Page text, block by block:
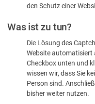
sind
den Schutz einer
Was ist zu tun?
Die Lösung des
Website automatisiert
Checkbox unten und
wissen wir, dass Sie
Person sind.
bisher weiter nutzen.